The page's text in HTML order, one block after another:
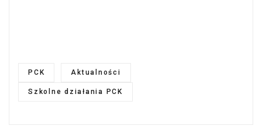
PCK Aktualności
Szkolne działania PCK